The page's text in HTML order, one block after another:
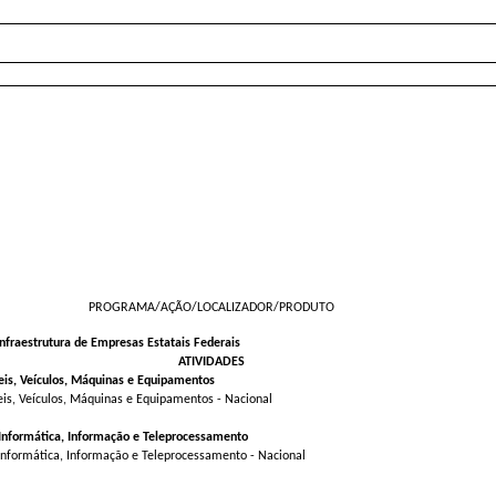
PROGRAMA/AÇÃO/LOCALIZADOR/PRODUTO
de Empresas Estatais Federais
ATIVIDADES
Veículos, Máquinas e Equipamentos
Veículos, Máquinas e Equipamentos - Nacional
Informação e Teleprocessamento
Informação e Teleprocessamento - Nacional